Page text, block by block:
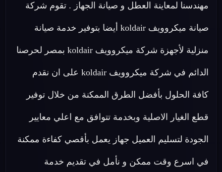
مهندسنا لمعاينة العطل و صيانة الجهاز . تقوم شركة
صيانة ميكروويف koldair أيضا بتوفير خدمة صيانة
منزلية لأجهزة شركة ميكروويف koldair بمصر لحرصنا
الدائم في شركة ميكروويف koldair على ان نقدم
كافة الحلول بأفضل الطرق الممكنة من خلال توفير
قطع الغيار الاصلية وبخدمة تتوافق مع اعلي معايير
الجودة لتسليم العميل جهاز يعمل بأقصي كفاءة ممكنة
في اسرع وقت ممكن و نأمل في تقديم خدمة